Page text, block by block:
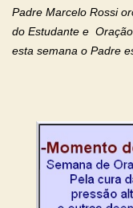
Padre Marcelo Rossi
do Estudante e
esta semana o Padre
intelectualmente e
amor Ágape de Jesus
Fique com a paz de
Fé Oração do
inteligente. Prova isto